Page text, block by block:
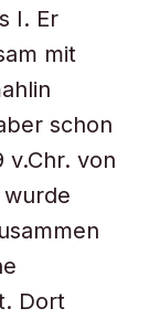
I. Er
mit
schon
v.Chr. von
Dort